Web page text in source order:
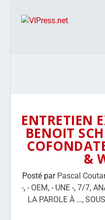
ENTRETIEN
BENOIT
&
Posté par Pascal
-,- OEM,- UNE -,7/7,
LA PAROLE À …,